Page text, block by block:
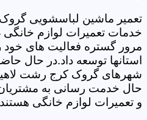
تعمیر ماشین لباسشویی گروک
خدمات تعمیرات لوازم خانگی
مرور گستره فعالیت های خود
استانها توسعه داد.در حال
شهرهای گروک کرج رشت
حال خدمت رسانی به
و تعمیرات لوازم خانگی